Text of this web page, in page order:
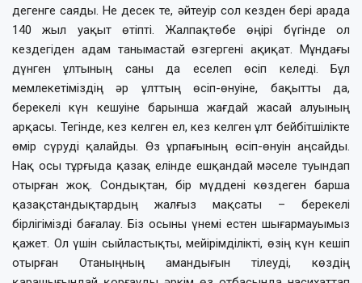
дегенге саяды. Не десек те, әйтеуір сол кезден бері арада
140 жыл уақыт өтіпті. Жалпақтөбе өңірі бүгінде ол
кездегіден адам танымастай өзгергені ақиқат. Мұндағы
дүнген ұлтының саны да еселеп өсіп келеді. Бұл
мемлекетіміздің әр ұлттың өсіп-өнуіне, бақытты да,
берекелі күн кешуіне барынша жағдай жасай алуының
арқасы. Тегінде, кез келген ел, кез келген ұлт бейбітшілікте
өмір сүруді қалайды. Өз ұрпағының өсіп-өнуін аңсайды.
Нақ осы тұрғыда қазақ елінде ешқандай мәселе туындап
отырған жоқ. Сондықтан, бір мүддені көздеген барша
қазақстандықтардың жалғыз мақсаты – берекелі
бірлігімізді бағалау. Біз осыны үнемі естен шығармауымыз
қажет. Ол үшін сыйластықты, мейірімділікті, өзің күн кешіп
отырған Отаныңның амандығын тілеуді, көздің